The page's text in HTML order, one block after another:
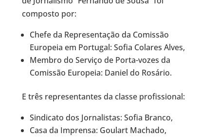
composto por:
Chefe da Representação da Comissão
Europeia em Portugal: Sofia Colares Alves,
Membro do Serviço de Porta-vozes da
Comissão Europeia: Daniel do Rosário.
E três representantes da classe profissional:
Sindicato dos Jornalistas: Sofia Branco,
Casa da Imprensa: Goulart Machado,